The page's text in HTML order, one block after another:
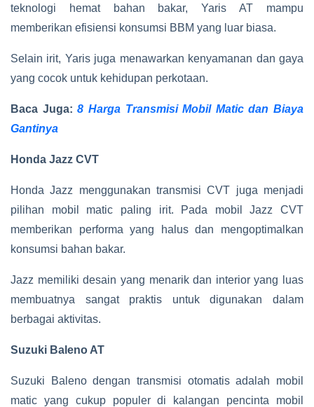
teknologi hemat bahan bakar, Yaris AT mampu
memberikan efisiensi konsumsi BBM yang luar biasa.
Selain irit, Yaris juga menawarkan kenyamanan dan gaya
yang cocok untuk kehidupan perkotaan.
Baca Juga:8 Harga Transmisi Mobil Matic dan Biaya
Gantinya
Honda Jazz CVT
Honda Jazz menggunakan transmisi CVT juga menjadi
pilihan mobil matic paling irit. Pada mobil Jazz CVT
memberikan performa yang halus dan mengoptimalkan
konsumsi bahan bakar.
Jazz memiliki desain yang menarik dan interior yang luas
membuatnya sangat praktis untuk digunakan dalam
berbagai aktivitas.
Suzuki Baleno AT
Suzuki Baleno dengan transmisi otomatis adalah mobil
matic yang cukup populer di kalangan pencinta mobil